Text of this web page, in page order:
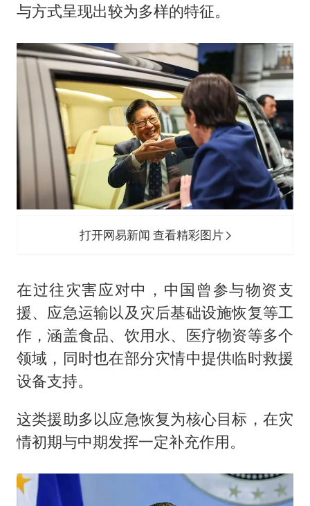
与方式呈现出较为多样的特征。
打开网易新闻 查看精彩图片
在过往灾害应对中，中国曾参与物资支
援、应急运输以及灾后基础设施恢复等工
作，涵盖食品、饮用水、医疗物资等多个
领域，同时也在部分灾情中提供临时救援
设备支持。
这类援助多以应急恢复为核心目标，在灾
情初期与中期发挥一定补充作用。